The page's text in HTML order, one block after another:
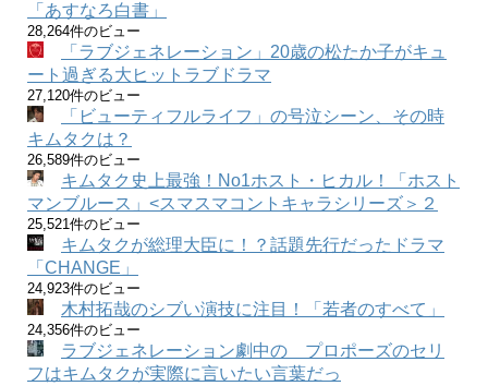
「あすなろ白書」
28,264件のビュー
「ラブジェネレーション」20歳の松たか子がキュ
ート過ぎる大ヒットラブドラマ
27,120件のビュー
「ビューティフルライフ」の号泣シーン、その時
キムタクは？
26,589件のビュー
キムタク史上最強！No1ホスト・ヒカル！「ホスト
マンブルース」<スマスマコントキャラシリーズ＞２
25,521件のビュー
キムタクが総理大臣に！？話題先行だったドラマ
「CHANGE」
24,923件のビュー
木村拓哉のシブい演技に注目！「若者のすべて」
24,356件のビュー
ラブジェネレーション劇中の プロポーズのセリ
フはキムタクが実際に言いたい言葉だっ